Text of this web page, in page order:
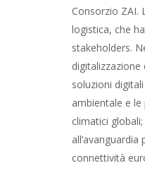
Consorzio ZAI.
logistica, che
stakeholders.
soluzioni
ambientale e
climatici
connettività